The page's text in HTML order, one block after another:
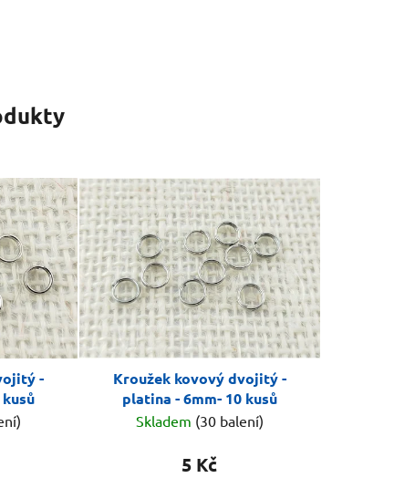
-
Kroužek kovový dvojitý -
platina - 6mm- 10 kusů
Skladem (30 balení)
5 Kč